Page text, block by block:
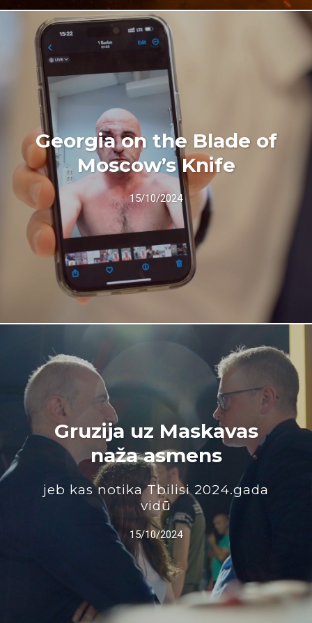
Georgia on the Blade of
Moscow’s Knife
15/10/2024
Gruzija uz Maskavas
naža asmens
jeb kas notika Tbilisi 2024.gada
vidū
15/10/2024